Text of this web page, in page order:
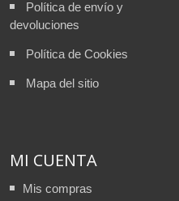
Política de envío y
devoluciones
Política de Cookies
Mapa del sitio
MI CUENTA
Mis compras